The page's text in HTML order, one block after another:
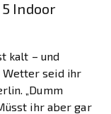
Indoor
kalt – und
Wetter seid ihr
„Dumm
ihr aber gar